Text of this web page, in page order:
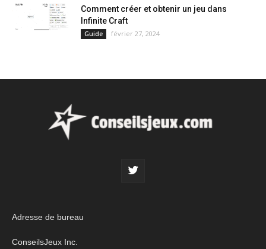
Comment créer et obtenir un jeu dans
Infinite Craft
Guide février 27, 2024
Adresse de bureau
ConseilsJeux Inc.